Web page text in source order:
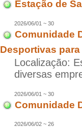
Estação de
2026/06/01 ~ 30
Comunidade
Desportivas
Localização:
diversas
2026/06/01 ~ 30
Comunidade
2026/06/02 ~ 26